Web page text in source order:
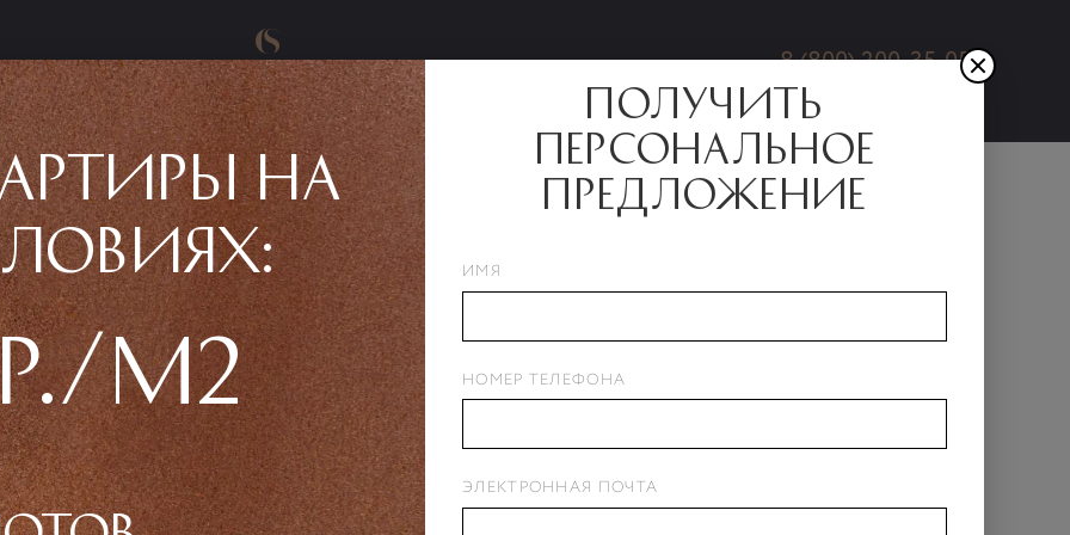
8 (800) 200-35-05
1, этаж 6, квартира 47
Квартира № 47
Сдача 4 кв. 2025
Неостеклённый балкон
Остеклённый балкон
на
м2
получить
персональное
предложение
ИМЯ
НОМЕР ТЕЛЕФОНА
ЭЛЕКТРОННАЯ ПОЧТА